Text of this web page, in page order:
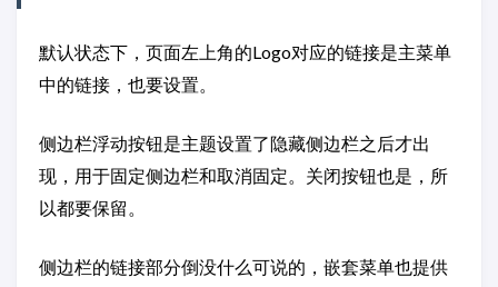
默认状态下，页面左上角的Logo对应的链接是主菜单
中的链接，也要设置。
侧边栏浮动按钮是主题设置了隐藏侧边栏之后才出
现，用于固定侧边栏和取消固定。关闭按钮也是，所
以都要保留。
侧边栏的链接部分倒没什么可说的，嵌套菜单也提供